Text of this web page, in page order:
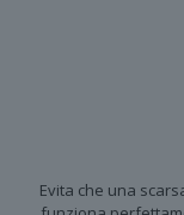
Evita che una